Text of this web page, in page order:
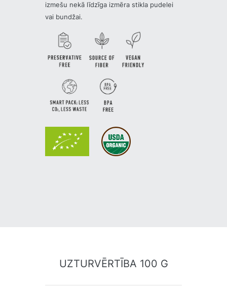
izmešu nekā līdzīga izmēra stikla pudelei
vai bundžai.
UZTURVĒRTĪBA 100 G